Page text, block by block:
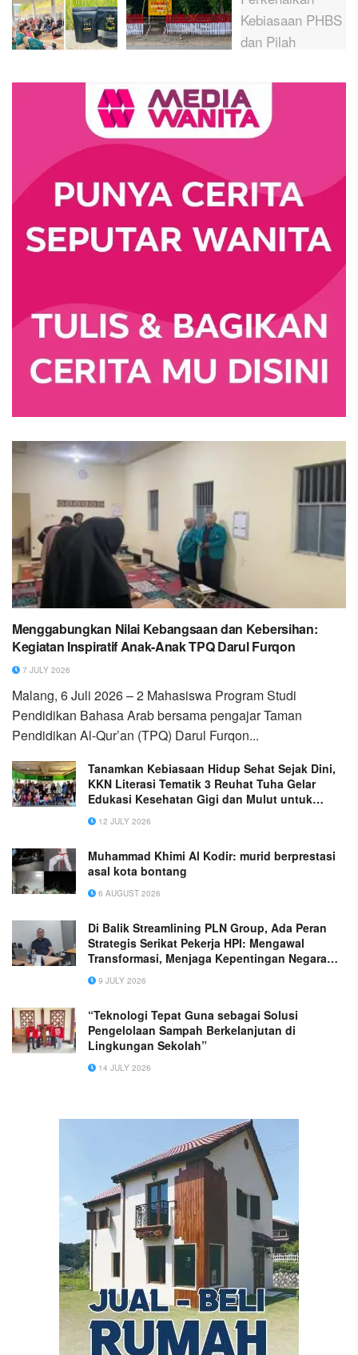
Menggabungkan Nilai Kebangsaan dan Kebersihan:
Kegiatan Inspiratif Anak-Anak TPQ Darul Furqon
7 JULY 2026
Malang, 6 Juli 2026 – 2 Mahasiswa Program Studi
Pendidikan Bahasa Arab bersama pengajar Taman
Pendidikan Al-Qur’an (TPQ) Darul Furqon...
Tanamkan Kebiasaan Hidup Sehat Sejak Dini,
KKN Literasi Tematik 3 Reuhat Tuha Gelar
Edukasi Kesehatan Gigi dan Mulut untuk
Anak-anak
12 JULY 2026
Muhammad Khimi Al Kodir: murid berprestasi
asal kota bontang
6 AUGUST 2026
Di Balik Streamlining PLN Group, Ada Peran
Strategis Serikat Pekerja HPI: Mengawal
Transformasi, Menjaga Kepentingan Negara
dan Pekerja
9 JULY 2026
“Teknologi Tepat Guna sebagai Solusi
Pengelolaan Sampah Berkelanjutan di
Lingkungan Sekolah”
14 JULY 2026